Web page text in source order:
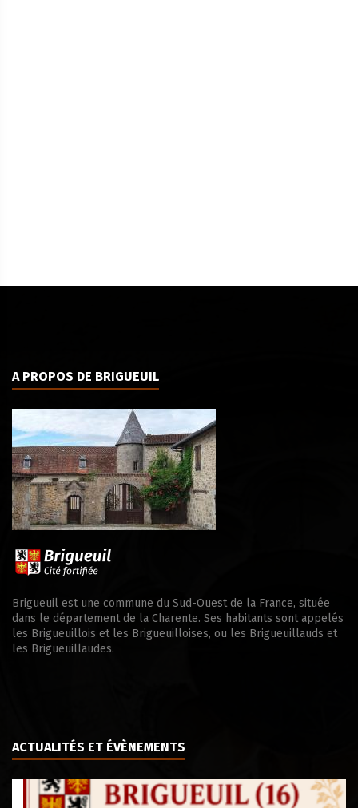
A PROPOS DE BRIGUEUIL
Brigueuil est une commune du Sud-Ouest de la France, située
dans le département de la Charente. Ses habitants sont appelés
les Brigueuillois et les Brigueuilloises, ou les Brigueuillauds et
les Brigueuillaudes.
ACTUALITÉS ET ÉVÈNEMENTS